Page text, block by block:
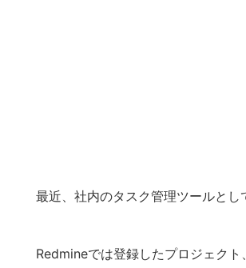
最近、社内のタスク管理ツールとし
Redmineでは登録したプロジェク